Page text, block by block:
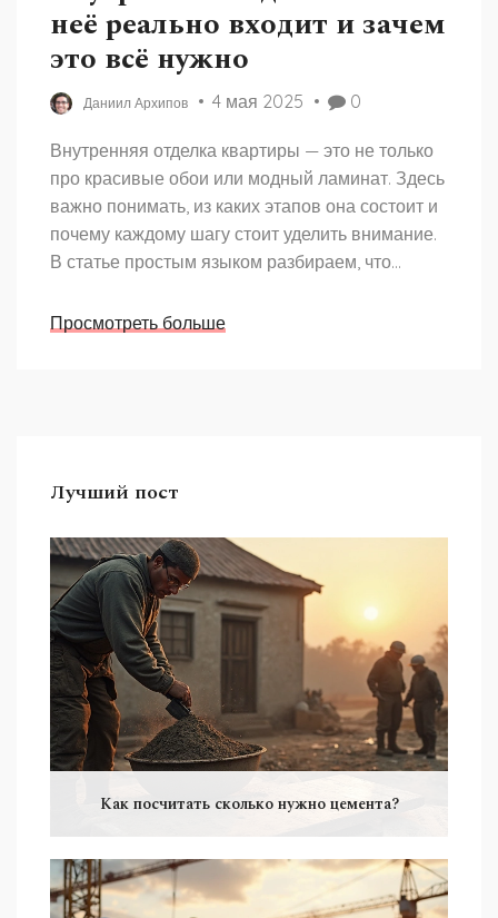
неё реально входит и зачем
это всё нужно
Даниил Архипов 4 мая 2025 0
Внутренняя отделка квартиры — это не только
про красивые обои или модный ламинат. Здесь
важно понимать, из каких этапов она состоит и
почему каждому шагу стоит уделить внимание.
В статье простым языком разбираем, что
материалы и работы понадобятся, и как не
ремонт.
Просмотреть больше
Лучший пост
Как посчитать сколько нужно цемента?